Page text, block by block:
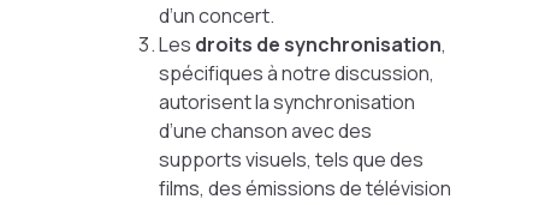
d’un concert.
Les droits de synchronisation,
spécifiques à notre discussion,
autorisent la synchronisation
d’une chanson avec des
supports visuels, tels que des
films, des émissions de télévision